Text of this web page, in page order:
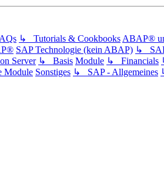
↳ Tutorials & Cookbooks ABAP®
SAP Technologie (kein ABAP) ↳
Server ↳ Basis Module ↳ Financials
Module Sonstiges ↳ SAP - Allgemeines